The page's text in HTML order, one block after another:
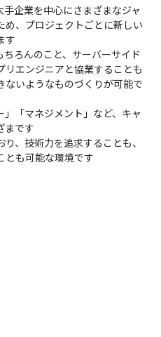
手企業を中心にさまざまなジャ
め、プロジェクトごとに新しい
す
ちろんのこと、サーバーサイド
エンジニアと協業することも
ないようなものづくりが可能で
」「マネジメント」など、キャ
まです
、技術力を追求することも、
とも可能な環境です